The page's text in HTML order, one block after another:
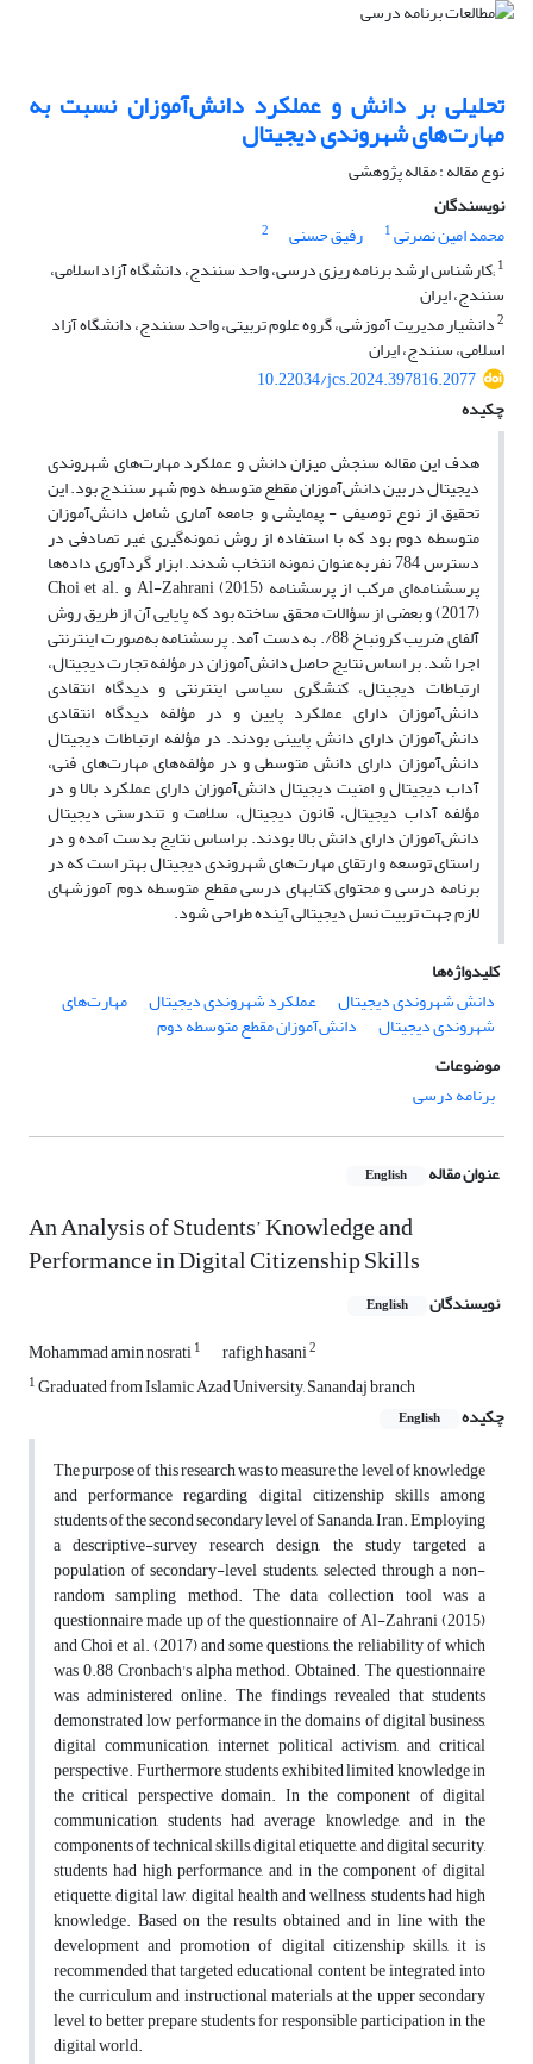
تحلیلی بر دانش و عملکرد دانش‌آموزان نسبت به
مهارت‌های شهروندی دیجیتال
نوع مقاله : مقاله پژوهشی
نویسندگان
محمد امین نصرتی1 رفیق حسنی
2
1;کارشناس ارشد برنامه ریزی درسی، واحد سنندج، دانشگاه آزاد اسلامی،
سنندج، ایران
2دانشیار مدیریت آموزشی، گروه علوم تربیتی، واحد سنندج، دانشگاه آزاد
اسلامی، سنندج، ایران
10.22034/jcs.2024.397816.2077
چکیده
هدف این مقاله سنجش میزان دانش و عملکرد مهارت‌های شهروندی
دیجیتال در بین دانش‌آموزان مقطع متوسطه دوم شهر سنندج بود. اﻳﻦ
ﺗﺤﻘﻴﻖ از نوع ﺗﻮﺻﻴﻔﻰ - ﭘﻴﻤﺎﻳﺸﻰ و جامعه آماری شامل دانش‌آموزان
متوسطه دوم بود که با استفاده از روش نمونه‌گیری غیر تصادفی در
دسترس 784 نفر به‌عنوان نمونه انتخاب شدند. ابزار گردآوری داده‌ها
ﭘﺮﺳﺸﻨﺎﻣﻪ­ای مرکب از پرسشنامه Al-Zahrani (2015) و Choi et al.
(2017) و بعضی از سؤالات ﻣﺤﻘﻖ ﺳﺎﺧﺘﻪ بود که پایایی آن از طریق روش
آلفای ضریب کرونباخ 88/. به دست آمد. پرسشنامه به‌صورت اینترنتی
اجرا شد. بر اساس نتایج حاصل دانش‌آموزان در مؤلفه تجارت دیجیتال،
ارتباطات دیجیتال، کنشگری سیاسی اینترنتی و دیدگاه انتقادی
دانش‌آموزان دارای عملکرد پایین و در مؤلفه دیدگاه انتقادی
دانش‌آموزان دارای دانش پایینی بودند. در مؤلفه ارتباطات دیجیتال
دانش‌آموزان دارای دانش متوسطی و در مؤلفه‌های مهارت‌های فنی،
آداب دیجیتال و امنیت دیجیتال دانش‌آموزان دارای عملکرد بالا و در
مؤلفه آداب دیجیتال، قانون دیجیتال، سلامت و تندرستی دیجیتال
دانش‌آموزان دارای دانش بالا بودند. براساس نتایج بدست آمده و در
راستای توسعه و ارتقای مهارت‌های شهروندی دیجیتال بهتر است که در
برنامه درسی و محتوای کتاب­های درسی مقطع متوسطه دوم آموزش­های
لازم جهت تربیت نسل دیجیتالی آینده طراحی شود.
کلیدواژه‌ها
دانش شهروندی دیجیتال
عملکرد شهروندی دیجیتال مهارت‌های
شهروندی دیجیتال
دانش‌آموزان مقطع متوسطه دوم
موضوعات
برنامه درسی
عنوان مقاله English
An Analysis of Students’ Knowledge and
Performance in Digital Citizenship Skills
نویسندگان English
Mohammad amin nosrati1 rafigh hasani2
1Graduated from Islamic Azad University, Sanandaj branch
چکیده
English
The purpose of this research was to measure the level of knowledge
and performance regarding digital citizenship skills among
students of the second secondary level of Sananda, Iran. Employing
a descriptive-survey research design, the study targeted a
population of secondary-level students, selected through a non-
random sampling method. The data collection tool was a
questionnaire made up of the questionnaire of Al-Zahrani (2015)
and Choi et al. (2017) and some questions, the reliability of which
was 0.88 Cronbach's alpha method. Obtained. The questionnaire
was administered online. The findings revealed that students
demonstrated low performance in the domains of digital business,
digital communication, internet political activism, and critical
perspective. Furthermore, students exhibited limited knowledge in
the critical perspective domain. In the component of digital
communication, students had average knowledge, and in the
components of technical skills, digital etiquette, and digital security,
students had high performance, and in the component of digital
etiquette, digital law, digital health and wellness, students had high
knowledge. Based on the results obtained and in line with the
development and promotion of digital citizenship skills, it is
recommended that targeted educational content be integrated into
the curriculum and instructional materials at the upper secondary
level to better prepare students for responsible participation in the
digital world.